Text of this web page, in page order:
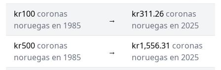
kr100 coronas
noruegas en 1985
→
kr311.26 coronas
noruegas en 2025
kr500 coronas
noruegas en 1985
→
kr1,556.31 coronas
noruegas en 2025